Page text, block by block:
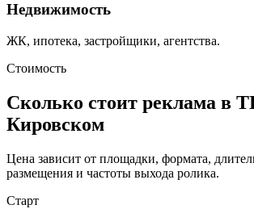
Недвижимость
ЖК, ипотека, застройщики, агентства.
Стоимость
Сколько стоит реклама в
Кировском
Цена зависит от площадки, формата,
размещения и частоты выхода ролика.
Старт